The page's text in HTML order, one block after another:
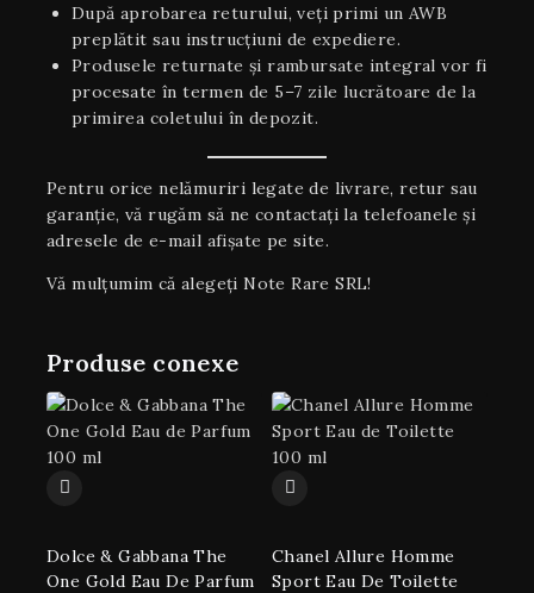
După aprobarea returului, veți primi un AWB
preplătit sau instrucțiuni de expediere.
Produsele returnate și rambursate integral vor fi
procesate în termen de 5–7 zile lucrătoare de la
primirea coletului în depozit.
Pentru orice nelămuriri legate de livrare, retur sau
garanţie, vă rugăm să ne contactați la telefoanele și
adresele de e-mail afișate pe site.
Vă mulțumim că alegeți Note Rare SRL!
Produse conexe
Dolce & Gabbana The
One Gold Eau De Parfum
Chanel Allure Homme
Sport Eau De Toilette